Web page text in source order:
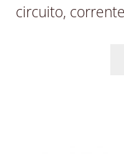
circuito,